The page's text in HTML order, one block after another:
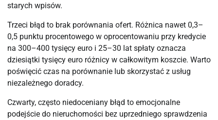
starych wpisów.
Trzeci błąd to brak porównania ofert. Różnica nawet 0,3–
0,5 punktu procentowego w oprocentowaniu przy kredycie
na 300–400 tysięcy euro i 25–30 lat spłaty oznacza
dziesiątki tysięcy euro różnicy w całkowitym koszcie. Warto
poświęcić czas na porównanie lub skorzystać z usług
niezależnego doradcy.
Czwarty, często niedoceniany błąd to emocjonalne
podejście do nieruchomości bez uprzedniego sprawdzenia